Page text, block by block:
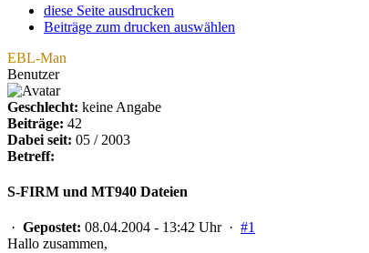
diese Seite ausdrucken
Beiträge zum drucken auswählen
EBL-Man
Benutzer
Geschlecht: keine Angabe
Beiträge: 42
Dabei seit: 05 / 2003
Betreff:
S-FIRM und MT940 Dateien
· Gepostet: 08.04.2004 - 13:42 Uhr · #1
Hallo zusammen,